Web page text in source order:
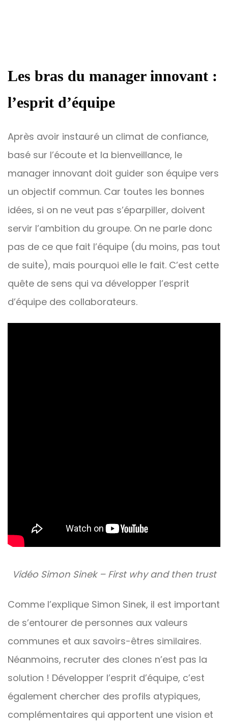
Les bras du manager innovant :
l’esprit d’équipe
Après avoir instauré un climat de confiance,
basé sur l’écoute et la bienveillance, le
manager innovant doit guider son équipe vers
un objectif commun. Car toutes les bonnes
idées, si on ne veut pas s’éparpiller, doivent
servir l’ambition du groupe. On ne parle donc
pas de ce que fait l’équipe (du moins, pas tout
de suite), mais pourquoi elle le fait. C’est cette
quête de sens qui va développer l’esprit
d’équipe des collaborateurs.
Vidéo Simon Sinek – First why and then trust
Comme l’explique Simon Sinek, il est important
de s’entourer de personnes aux valeurs
communes et aux savoirs-êtres similaires.
Néanmoins, recruter des clones n’est pas la
solution ! Développer l’esprit d’équipe, c’est
également chercher des profils atypiques,
complémentaires qui apportent une vision et